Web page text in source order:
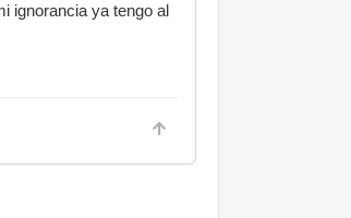
ignorancia ya tengo al